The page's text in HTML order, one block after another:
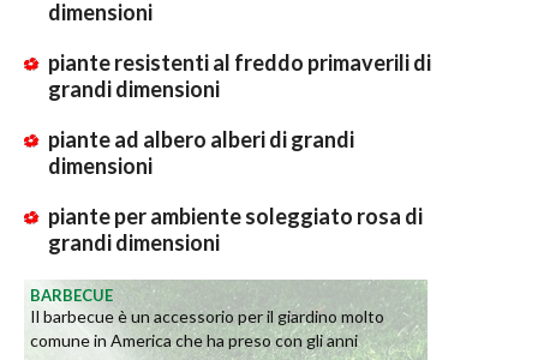
dimensioni
piante resistenti al freddo primaverili di
grandi dimensioni
piante ad albero alberi di grandi
dimensioni
piante per ambiente soleggiato rosa di
grandi dimensioni
BARBECUE
Il barbecue è un accessorio per il giardino molto
comune in America che ha preso con gli anni